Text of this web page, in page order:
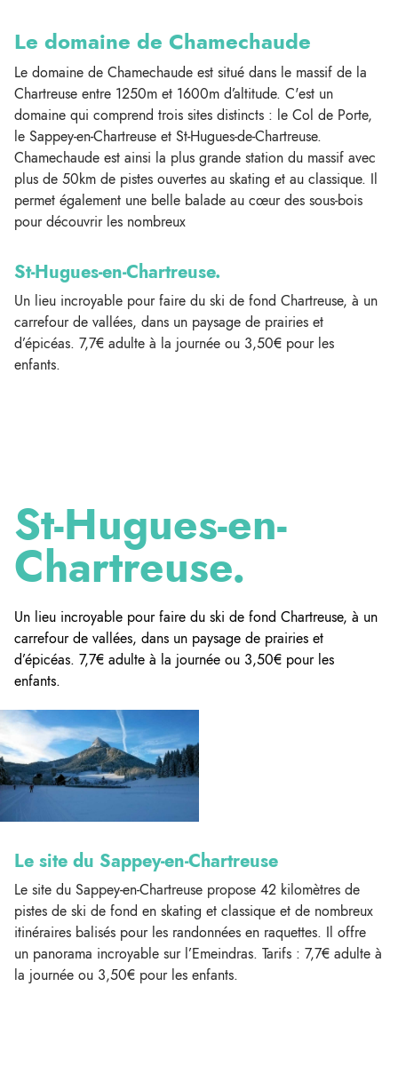
Le domaine de Chamechaude
Le domaine de Chamechaude est situé dans le massif de la
Chartreuse entre 1250m et 1600m d’altitude. C'est un
domaine qui comprend trois sites distincts : le Col de Porte,
le Sappey-en-Chartreuse et St-Hugues-de-Chartreuse.
Chamechaude est ainsi la plus grande station du massif avec
plus de 50km de pistes ouvertes au skating et au classique. Il
permet également une belle balade au cœur des sous-bois
pour découvrir les nombreux
St-Hugues-en-Chartreuse.
Un lieu incroyable pour faire du ski de fond Chartreuse, à un
carrefour de vallées, dans un paysage de prairies et
d’épicéas. 7,7€ adulte à la journée ou 3,50€ pour les
enfants.
St-Hugues-en-
Chartreuse.
Un lieu incroyable pour faire du ski de fond Chartreuse, à un
carrefour de vallées, dans un paysage de prairies et
d’épicéas. 7,7€ adulte à la journée ou 3,50€ pour les
enfants.
Le site du Sappey-en-Chartreuse
Le site du Sappey-en-Chartreuse propose 42 kilomètres de
pistes de ski de fond en skating et classique et de nombreux
itinéraires balisés pour les randonnées en raquettes. Il offre
un panorama incroyable sur l’Emeindras. Tarifs : 7,7€ adulte à
la journée ou 3,50€ pour les enfants.